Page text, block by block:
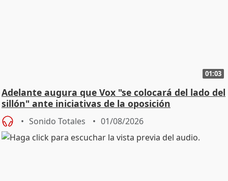
01:03
Adelante augura que Vox "se colocará del lado del
sillón" ante iniciativas de la oposición
Sonido Totales 01/08/2026